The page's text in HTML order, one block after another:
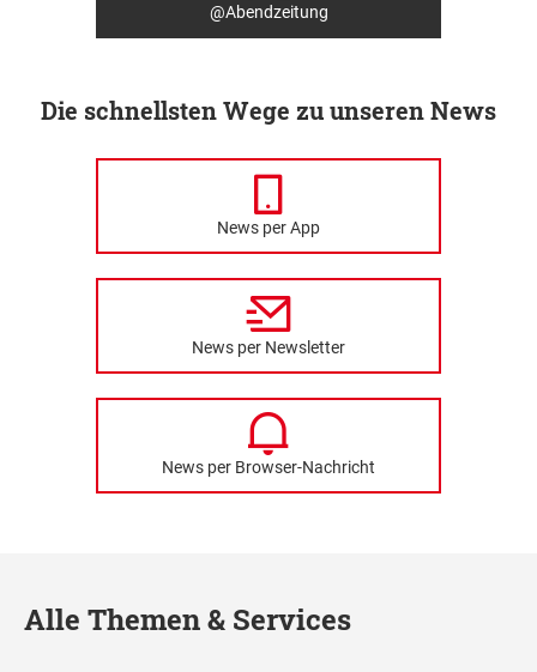
@Abendzeitung
Die schnellsten Wege zu unseren News
News per App
News per Newsletter
News per Browser-Nachricht
Alle Themen & Services